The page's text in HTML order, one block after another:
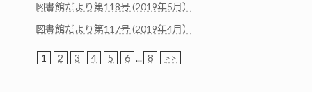
図書館だより第118号 (2019年5月）
図書館だより第117号 (2019年4月）
1 2 3 4 5 6 ... 8 >>